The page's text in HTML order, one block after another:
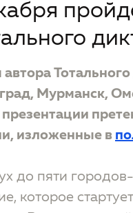
автора
Мурманск,
изложенные в
до пяти
которое